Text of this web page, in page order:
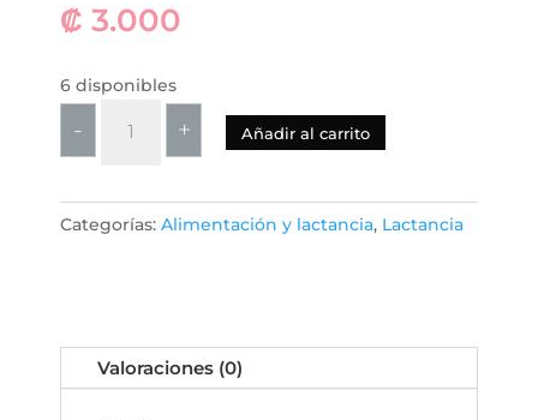
₡ 3.000
6 disponibles
-
Repuesto
para
extractor
paquete
de
+ Añadir al carrito
Categorías: Alimentación y lactancia, Lactancia
Valoraciones (0)